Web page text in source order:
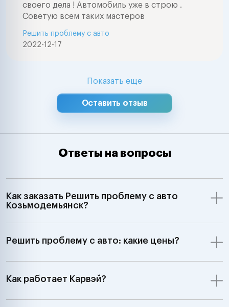
своего дела ! Автомобиль уже в строю .
Советую всем таких мастеров
2022-12-17
Решить проблему с авто
Показать еще
Оставить отзыв
Ответы на вопросы
Как заказать Решить проблему с авто
Козьмодемьянск?
Решить проблему с авто: какие цены?
Как работает Карвэй?